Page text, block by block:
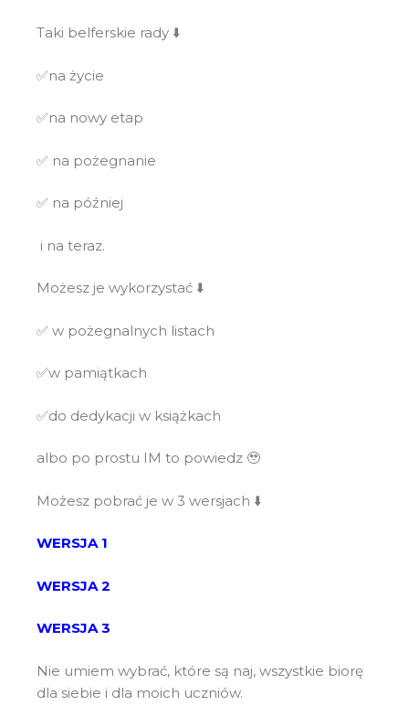
Taki belferskie rady ⬇️
✅na życie
️✅na nowy etap
️✅ na pożegnanie
✅️ na później
️ i na teraz.
Możesz je wykorzystać ⬇️
✅ w pożegnalnych listach
✅w pamiątkach
✅do dedykacji w książkach
albo po prostu IM to powiedz 🥹
Możesz pobrać je w 3 wersjach ⬇️
WERSJA 1
WERSJA 2
WERSJA 3
Nie umiem wybrać, które są naj, wszystkie biorę
dla siebie i dla moich uczniów.